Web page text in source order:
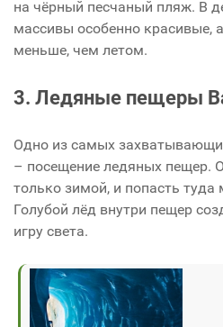
на чёрный песчаный пляж. В
массивы особенно красивые,
меньше, чем летом.
3. Ледяные пещеры
Одно из самых
– посещение ледяных пещер.
только зимой, и попасть
Голубой лёд внутри пещер
игру света.